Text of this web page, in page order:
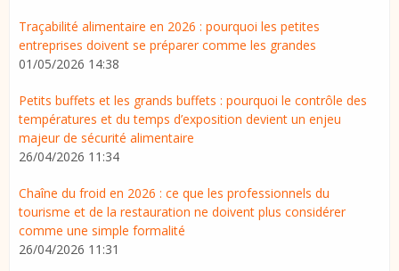
Traçabilité alimentaire en 2026 : pourquoi les petites
entreprises doivent se préparer comme les grandes
01/05/2026 14:38
Petits buffets et les grands buffets : pourquoi le contrôle des
températures et du temps d’exposition devient un enjeu
majeur de sécurité alimentaire
26/04/2026 11:34
Chaîne du froid en 2026 : ce que les professionnels du
tourisme et de la restauration ne doivent plus considérer
comme une simple formalité
26/04/2026 11:31